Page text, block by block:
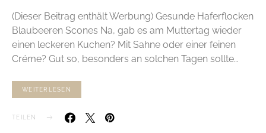
(Dieser Beitrag enthält Werbung) Gesunde Haferflocken
Blaubeeren Scones Na, gab es am Muttertag wieder
einen leckeren Kuchen? Mit Sahne oder einer feinen
Créme? Gut so, besonders an solchen Tagen sollte…
WEITERLESEN
TEILEN